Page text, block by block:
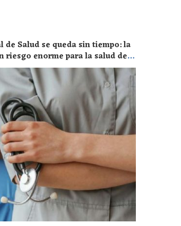
de Salud se queda sin tiempo: la
riesgo enorme para la salud de